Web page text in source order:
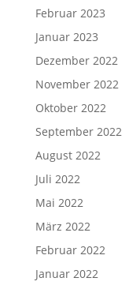
Februar 2023
Januar 2023
Dezember 2022
November 2022
Oktober 2022
September 2022
August 2022
Juli 2022
Mai 2022
März 2022
Februar 2022
Januar 2022